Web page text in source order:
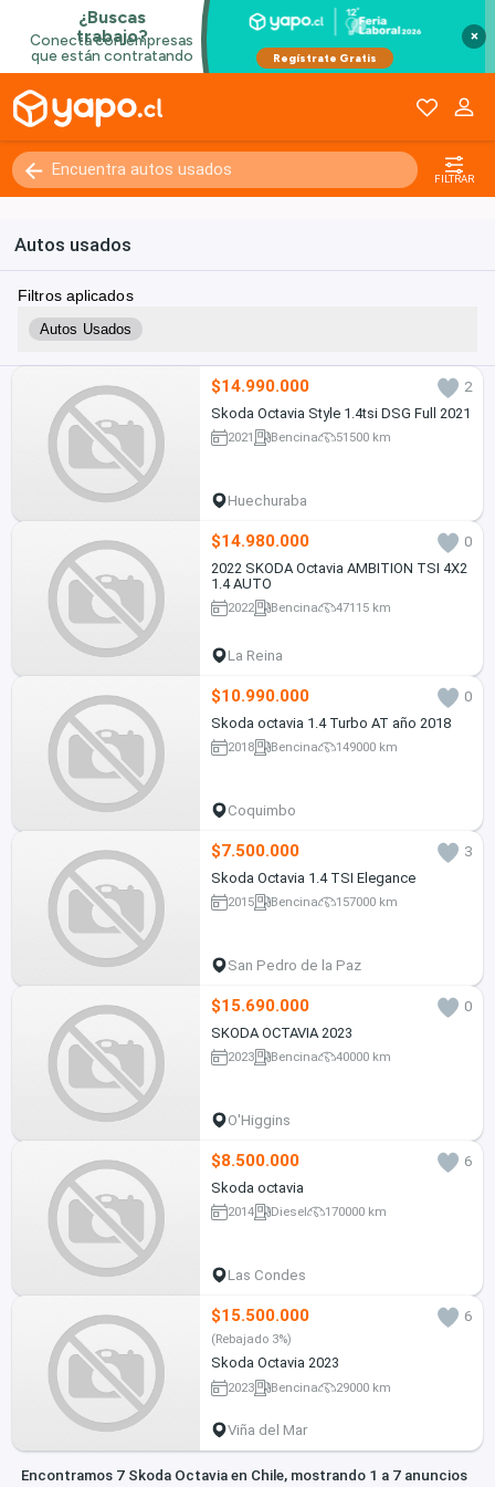
×
FILTRAR
Autos usados
Filtros aplicados
Autos Usados
$14.990.000
2
Skoda Octavia Style 1.4tsi DSG Full 2021
2021 Bencina 51500 km
Huechuraba
$14.980.000
0
2022 SKODA Octavia AMBITION TSI 4X2
1.4 AUTO
2022 Bencina 47115 km
La Reina
$10.990.000
0
Skoda octavia 1.4 Turbo AT año 2018
2018 Bencina 149000 km
Coquimbo
$7.500.000
3
Skoda Octavia 1.4 TSI Elegance
2015 Bencina 157000 km
San Pedro de la Paz
$15.690.000
0
SKODA OCTAVIA 2023
2023 Bencina 40000 km
O'Higgins
$8.500.000
6
Skoda octavia
2014 Diesel 170000 km
Las Condes
$15.500.000 6
(Rebajado 3%)
Skoda Octavia 2023
2023 Bencina 29000 km
Viña del Mar
Encontramos 7 Skoda Octavia en Chile, mostrando 1 a 7 anuncios